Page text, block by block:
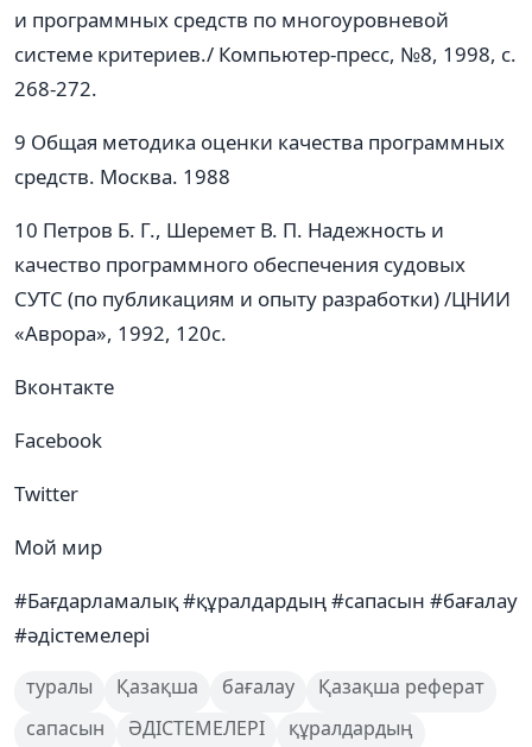
и программных средств по многоуровневой
системе критериев./ Компьютер-пресс, №8, 1998, с.
268-272.
9 Общая методика оценки качества программных
средств. Москва. 1988
10 Петров Б. Г., Шеремет В. П. Надежность и
качество программного обеспечения судовых
СУТС (по публикациям и опыту разработки) /ЦНИИ
«Аврора», 1992, 120с.
Вконтакте
Facebook
Twitter
Мой мир
#Бағдарламалық #құралдардың #сапасын #бағалау
#әдістемелері
туралы Қазақша бағалау
Қазақша реферат
сапасын
ӘДІСТЕМЕЛЕРІ
құралдардың